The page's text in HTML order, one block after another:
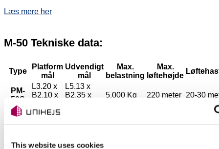
This website uses cookies
Læs mere her
M-50 Tekniske data:
Type
Platform
mål
Udvendigt
mål
Max.
belastning
Max.
løftehøjde
PM-
50S
L3.20 x
B2.10 x
L5.13 x
B2.35 x
5.000 Kg 220 meter 20-30
PM-
L3.20 x
L3.20 x
L5.13 x